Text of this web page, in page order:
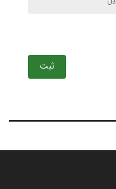
ثبت